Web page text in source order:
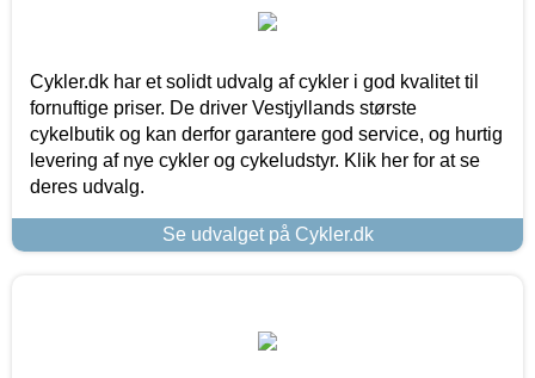
Cykler.dk har et solidt udvalg af cykler i god kvalitet til
fornuftige priser. De driver Vestjyllands største
cykelbutik og kan derfor garantere god service, og hurtig
levering af nye cykler og cykeludstyr. Klik her for at se
deres udvalg.
Se udvalget på Cykler.dk